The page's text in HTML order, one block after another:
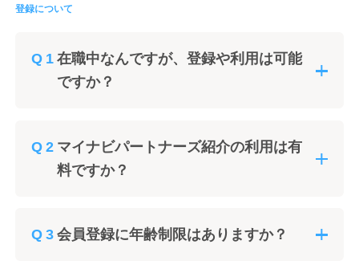
登録について
在職中なんですが、登録や利用は可能
ですか？
マイナビパートナーズ紹介の利用は有
料ですか？
会員登録に年齢制限はありますか？